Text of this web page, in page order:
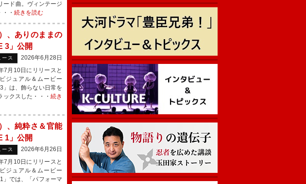
ード曲。ヴィンテージ
・ 続きを読む
、ありのままの
3」公開
ース
2026年6月28日
7月10日にリリースと
ジュアル＆ムービー
は、飾らない日常を
クスした・・・ 続き
、純粋さ＆官能
1」公開
ース
2026年6月26日
7月10日にリリースと
ジュアル＆ムービー
では、「パフォーマ